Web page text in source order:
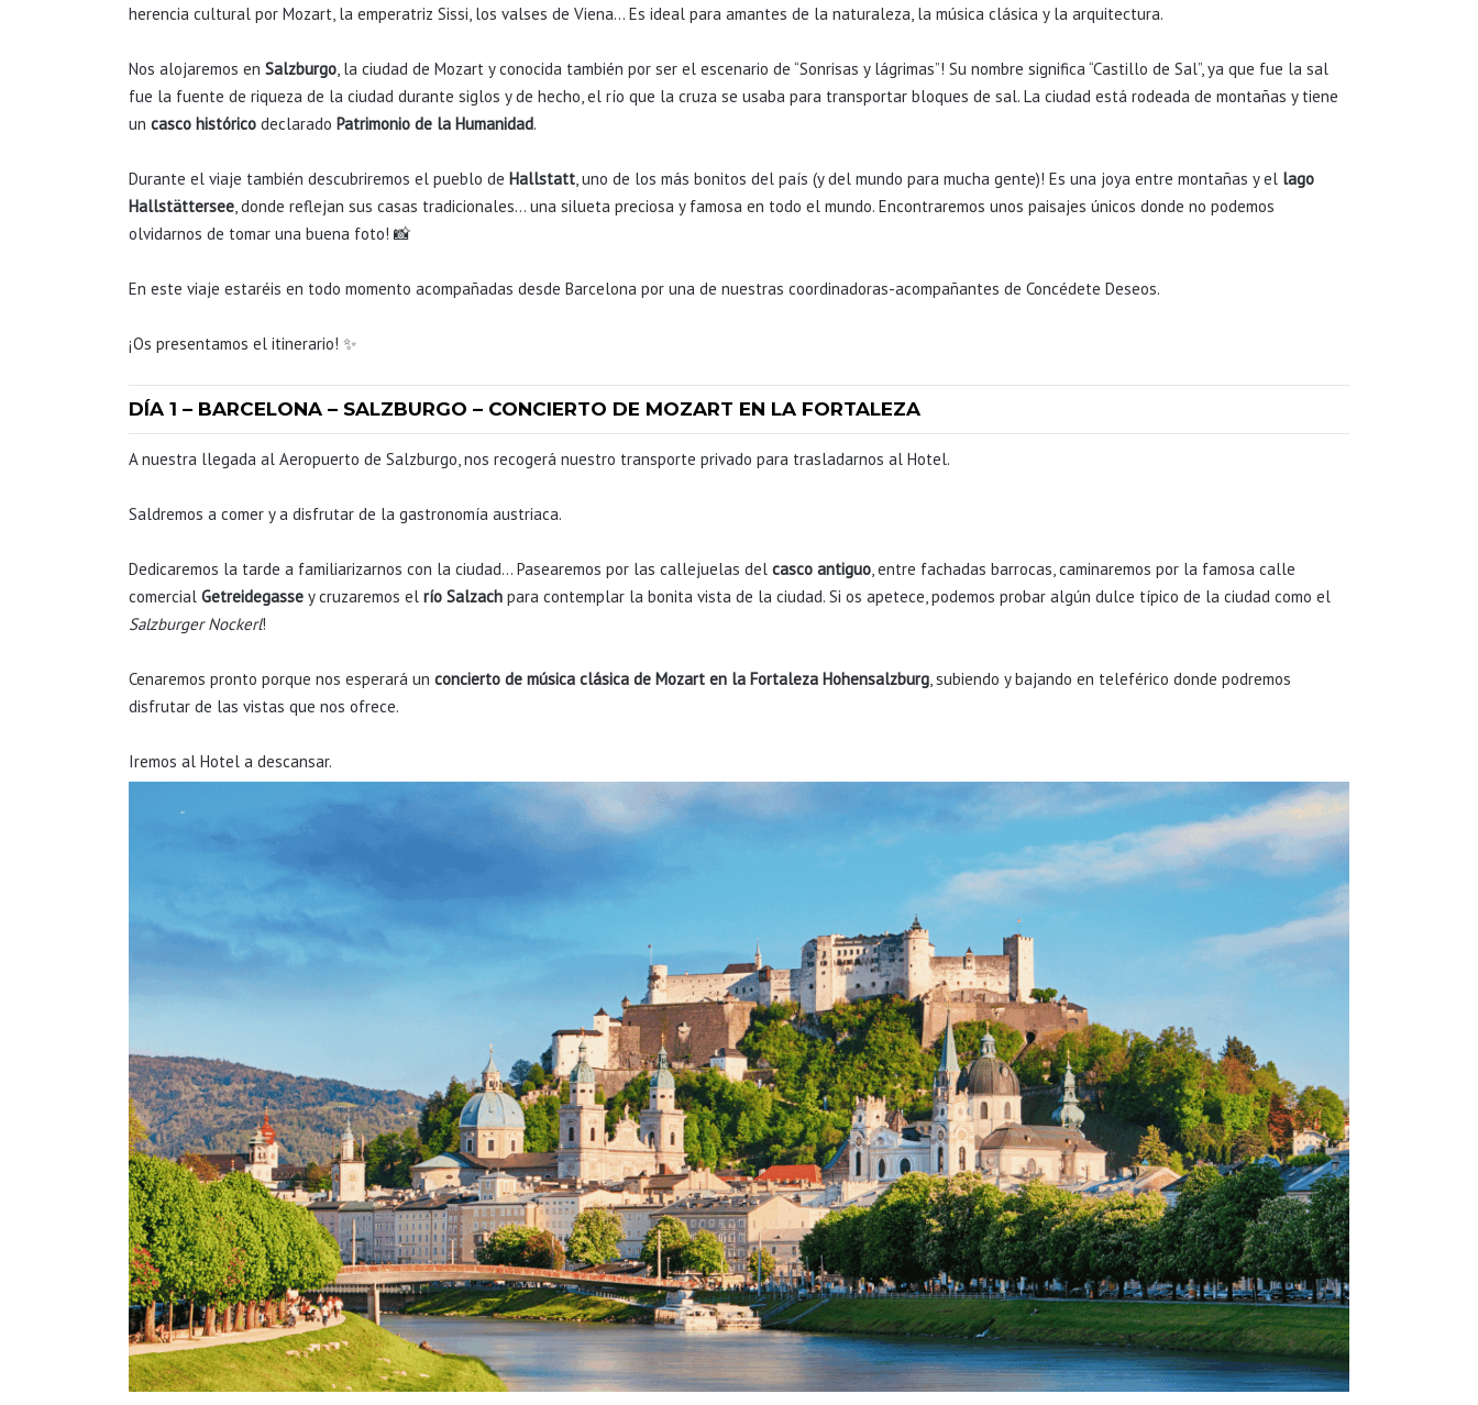
herencia cultural por Mozart, la emperatriz Sissi, los valses de Viena… Es ideal para amantes de la naturaleza, la música clásica y la arquitectura.
Nos alojaremos en Salzburgo, la ciudad de Mozart y conocida también por ser el escenario de “Sonrisas y lágrimas”! Su nombre significa “Castillo de Sal”, ya que fue la sal
fue la fuente de riqueza de la ciudad durante siglos y de hecho, el río que la cruza se usaba para transportar bloques de sal. La ciudad está rodeada de montañas y tiene
un casco histórico declarado Patrimonio de la Humanidad.
Durante el viaje también descubriremos el pueblo de Hallstatt, uno de los más bonitos del país (y del mundo para mucha gente)! Es una joya entre montañas y el lago
Hallstättersee, donde reflejan sus casas tradicionales… una silueta preciosa y famosa en todo el mundo. Encontraremos unos paisajes únicos donde no podemos
olvidarnos de tomar una buena foto! 📸
En este viaje estaréis en todo momento acompañadas desde Barcelona por una de nuestras coordinadoras-acompañantes de Concédete Deseos.
¡Os presentamos el itinerario! ✨
DÍA 1 – BARCELONA – SALZBURGO – CONCIERTO DE MOZART EN LA FORTALEZA
A nuestra llegada al Aeropuerto de Salzburgo, nos recogerá nuestro transporte privado para trasladarnos al Hotel.
Saldremos a comer y a disfrutar de la gastronomía austriaca.
Dedicaremos la tarde a familiarizarnos con la ciudad… Pasearemos por las callejuelas del casco antiguo, entre fachadas barrocas, caminaremos por la famosa calle
comercial Getreidegasse y cruzaremos el río Salzach para contemplar la bonita vista de la ciudad. Si os apetece, podemos probar algún dulce típico de la ciudad como el
Salzburger Nockerl!
Cenaremos pronto porque nos esperará un concierto de música clásica de Mozart en la Fortaleza Hohensalzburg, subiendo y bajando en teleférico donde podremos
disfrutar de las vistas que nos ofrece.
Iremos al Hotel a descansar.